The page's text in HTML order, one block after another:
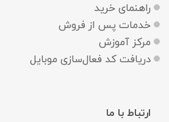
راهنمای خرید
خدمات پس از فروش
مرکز آموزش
دریافت کد فعال‌سازی موبایل
ارتباط با ما